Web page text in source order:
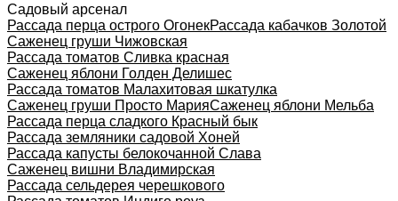
Садовый арсенал
Рассада перца острого ОгонекРассада кабачков Золотой
Саженец груши Чижовская
Рассада томатов Сливка красная
Саженец яблони Голден Делишес
Рассада томатов Малахитовая шкатулка
Саженец груши Просто МарияСаженец яблони Мельба
Рассада перца сладкого Красный бык
Рассада земляники садовой Хоней
Рассада капусты белокочанной Слава
Саженец вишни Владимирская
Рассада сельдерея черешкового